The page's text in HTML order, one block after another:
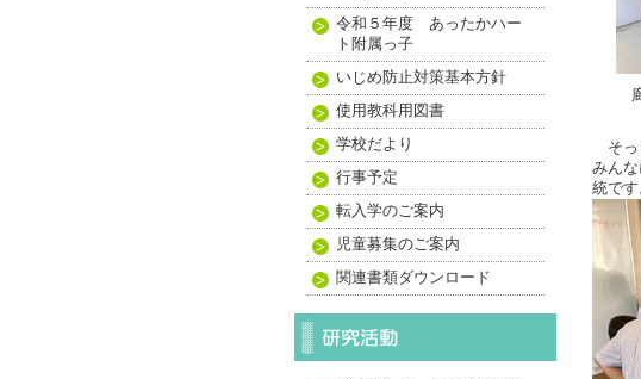
そっ
みん
統です
令和５年度 あったかハー
ト附属っ子
いじめ防止対策基本方針
使用教科用図書
学校だより
行事予定
転入学のご案内
児童募集のご案内
関連書類ダウンロード